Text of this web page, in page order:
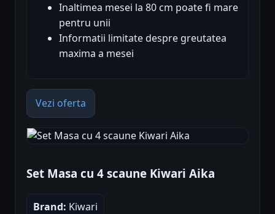
Inaltimea mesei la 80 cm poate fi mare
pentru unii
Informatii limitate despre greutatea
maxima a mesei
Vezi oferta
Set Masa cu 4 scaune Kiwari Aika
Brand: Kiwari